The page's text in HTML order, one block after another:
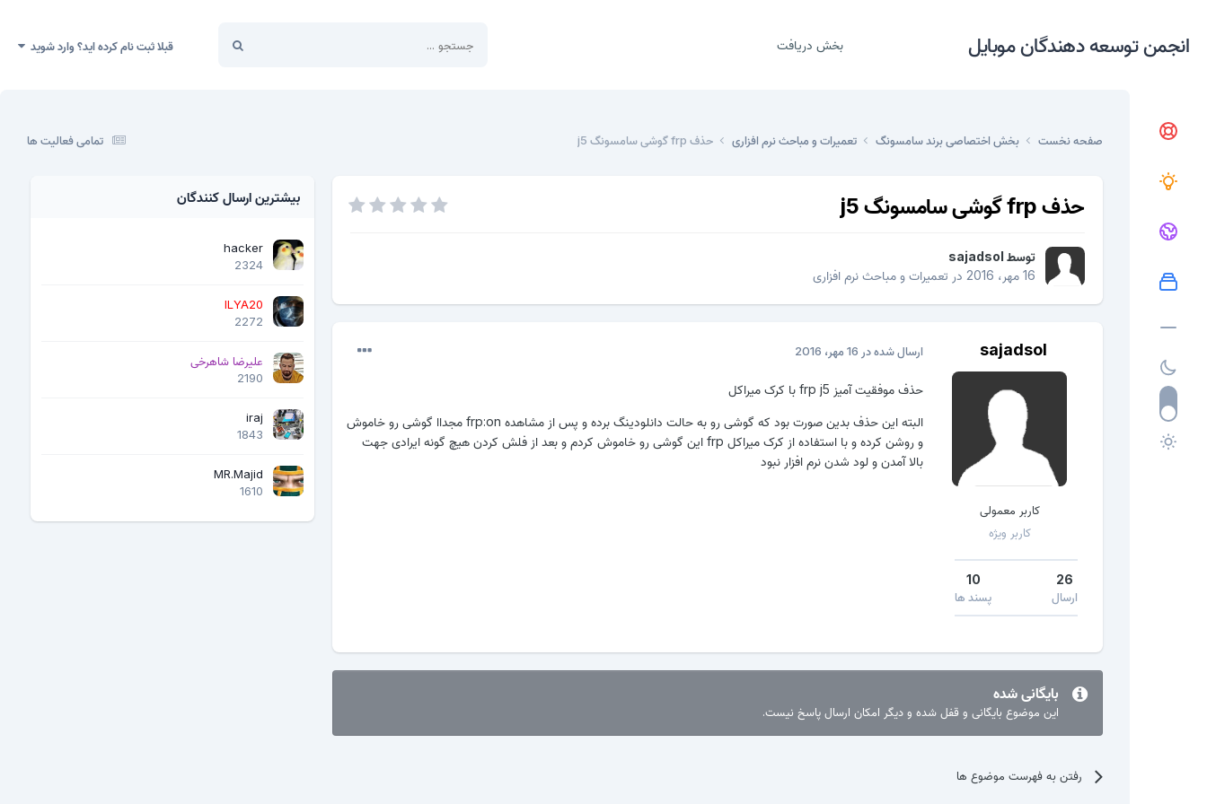
انجمن توسعه دهندگان موبایل بخش دریافت قبلا ثبت نام کرده اید؟ وارد شوید
تمامی فعالیت ها صفحه نخست بخش اختصاصی برند سامسونگ تعمیرات و مباحث نرم افزاری حذف frp گوشی سامسونگ j5
حذف frp گوشی سامسونگ j5
توسط sajadsol
16 مهر، 2016
در تعمیرات و مباحث نرم افزاری
sajadsol
کاربر معمولی
کاربر ویژه
26
ارسال
10
پسند ها
ارسال شده در 16 مهر، 2016
حذف موفقیت آمیز frp j5 با کرک میراکل
البته این حذف بدین صورت بود که گوشی رو به حالت دانلودینگ برده و پس از مشاهده frp:on مجداا گوشی رو خاموش
و روشن کرده و با استفاده از کرک میراکل frp این گوشی رو خاموش کردم و بعد از فلش کردن هیچ گونه ایرادی جهت
بالا آمدن و لود شدن نرم افزار نبود
بایگانی شده
این موضوع بایگانی و قفل شده و دیگر امکان ارسال پاسخ نیست.
رفتن به فهرست موضوع ها
بیشترین ارسال کنندگان
hacker
2324
ILYA20
2272
علیرضا شاهرخی
2190
iraj
1843
MR.Majid
1610